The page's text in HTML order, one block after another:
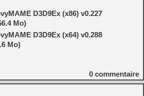
D3D9Ex (x86) v0.227
Mo)
D3D9Ex (x64) v0.288
Mo)
0 commentaire